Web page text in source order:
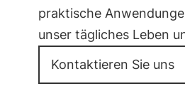
praktische
unser tägliches Leben
Kontaktieren Sie uns